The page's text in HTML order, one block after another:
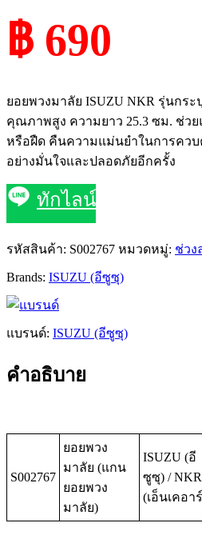
฿ 690
ยอยพวงมาลัย ISUZU NKR รุ่นกร
คุณภาพสูง ความยาว 25.3 ซม. ช่ว
หรือฝืด คืนความแม่นยำในการคว
อย่างมั่นใจและปลอดภัยอีกครั้ง
ทักไลน์
รหัสสินค้า: S002767 หมวดหมู่: ช่วง
Brands: ISUZU (อีซูซุ)
แบรนด์: ISUZU (อีซูซุ)
คำอธิบาย
S002767
ยอยพวง
มาลัย (แกน
ยอยพวง
มาลัย)
ISUZU (อี
ซูซุ) / NKR
(เอ็นเคอา